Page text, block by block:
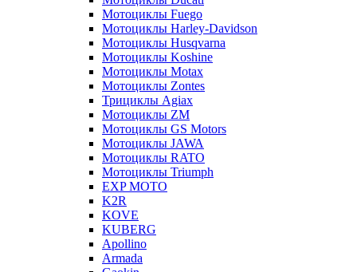
Мотоциклы Fuego
Мотоциклы Harley-Davidson
Мотоциклы Husqvarna
Мотоциклы Koshine
Мотоциклы Motax
Мотоциклы Zontes
Трициклы Agiax
Мотоциклы ZM
Мотоциклы GS Motors
Мотоциклы JAWA
Мотоциклы RATO
Мотоциклы Triumph
EXP MOTO
K2R
KOVE
KUBERG
Apollino
Armada